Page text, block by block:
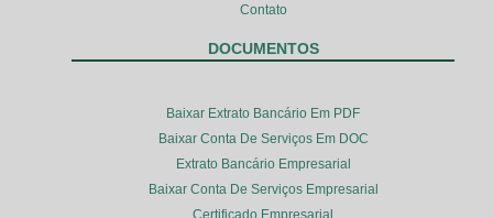
Contato
DOCUMENTOS
Baixar Extrato Bancário Em PDF
Baixar Conta De Serviços Em DOC
Extrato Bancário Empresarial
Baixar Conta De Serviços Empresarial
Certificado Empresarial